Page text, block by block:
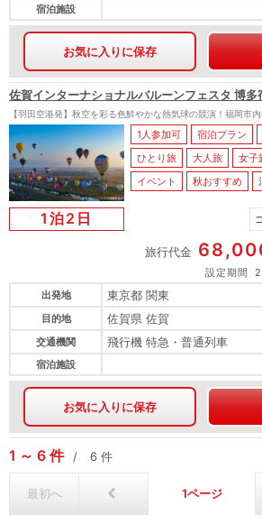
宿泊施設
お気に入りに保存
佐賀インターナショナルバルーンフェスタ 博
【羽田空港発】秋空を彩る色鮮やかな熱気球の競演！福岡市内
1人参加可 宿泊プラン
ひとり旅
大人旅 女子
イベント
秋おすすめ
1泊2日
旅行代金
設定期間
出発地
東京都 関東
目的地 佐賀県 佐賀
交通機関 飛行機 特急・普通列車
宿泊施設
お気に入りに保存
1 6 件 6 件
最初へ 1